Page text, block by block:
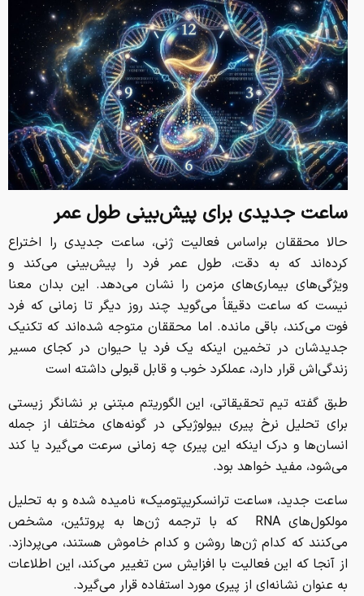
ساعت جدیدی برای پیش‌بینی طول عمر
حالا محققان براساس فعالیت ژنی، ساعت جدیدی را اختراع
کرده‌اند که به دقت، طول عمر فرد را پیش‌بینی می‌کند و
ویژگی‌های بیماری‌های مزمن را نشان می‌دهد. این بدان معنا
نیست که ساعت دقیقاً می‌گوید چند روز دیگر تا زمانی که فرد
فوت می‌کند، باقی مانده. اما محققان متوجه شده‌اند که تکنیک
جدیدشان در تخمین اینکه یک فرد یا حیوان در کجای مسیر
زندگی‌اش قرار دارد، عملکرد خوب و قابل قبولی داشته است
طبق گفته تیم تحقیقاتی، این الگوریتم مبتنی بر نشانگر زیستی
برای تحلیل نرخ پیری بیولوژیکی در گونه‌های مختلف از جمله
انسان‌ها و درک اینکه این پیری چه زمانی سرعت می‌گیرد یا کند
می‌شود، مفید خواهد بود.
ساعت جدید، «ساعت ترانسکریپتومیک» نامیده شده و به تحلیل
مولکول‌های RNA که با ترجمه ژن‌ها به پروتئین، مشخص
می‌کنند که کدام ژن‌ها روشن و کدام خاموش هستند، می‌پردازد.
از آنجا که این فعالیت با افزایش سن تغییر می‌کند، این اطلاعات
به عنوان نشانه‌ای از پیری مورد استفاده قرار می‌گیرد.